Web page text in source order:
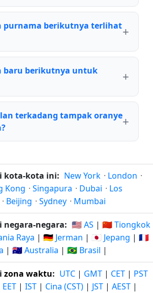
purnama berikutnya terlihat
baru berikutnya untuk
terkadang tampak oranye
kota-kota ini: New York · London ·
Kong · Singapura · Dubai · Los
· Beijing · Sydney · Mumbai
negara-negara: 🇺🇸 AS | 🇨🇳 Tiongkok
Raya | 🇩🇪 Jerman | 🇯🇵 Jepang | 🇫🇷
| 🇦🇺 Australia | 🇧🇷 Brasil |
zona waktu: UTC | GMT | CET | PST
EET | IST | Cina (CST) | JST | AEST |